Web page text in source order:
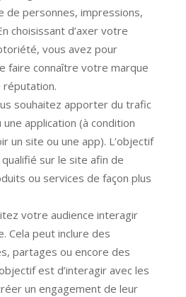
de personnes, impressions,
choisissant d’axer votre
vous avez pour
faire connaître votre marque
réputation.
souhaitez apporter du trafic
application (à condition
un site ou une app). L’objectif
sur le site afin de
ou services de façon plus
votre audience interagir
Cela peut inclure des
partages ou encore des
est d’interagir avec les
un engagement de leur